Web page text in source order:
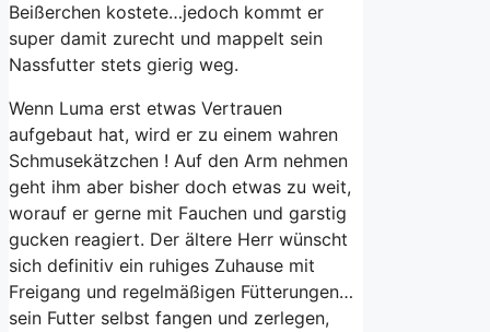
Beißerchen kostete…jedoch kommt er
super damit zurecht und mappelt sein
Nassfutter stets gierig weg.
Wenn Luma erst etwas Vertrauen
aufgebaut hat, wird er zu einem wahren
Schmusekätzchen ! Auf den Arm nehmen
geht ihm aber bisher doch etwas zu weit,
worauf er gerne mit Fauchen und garstig
gucken reagiert. Der ältere Herr wünscht
sich definitiv ein ruhiges Zuhause mit
Freigang und regelmäßigen Fütterungen…
sein Futter selbst fangen und zerlegen,